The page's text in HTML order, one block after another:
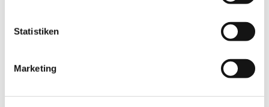
Statistiken
Marketing
0080012081991